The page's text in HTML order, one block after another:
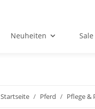
Neuheiten Sale
Startseite Pferd Pflege &